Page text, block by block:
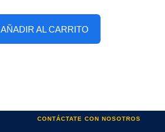
AÑADIR AL CARRITO
CONTÁCTATE CON NOSOTROS